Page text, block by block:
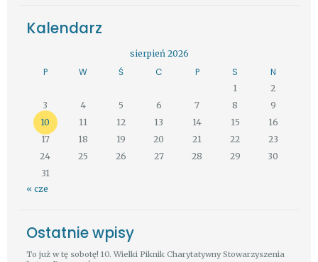
Kalendarz
sierpień 2026
P W Ś C P S N
1
2
3
4 5 6 7 8
9
10
11 12 13 14 15
16
17
18 19 20 21 22
23
24
25 26 27 28 29
30
31
« cze
Ostatnie wpisy
To już w tę sobotę! 10. Wielki Piknik Charytatywny Stowarzyszenia